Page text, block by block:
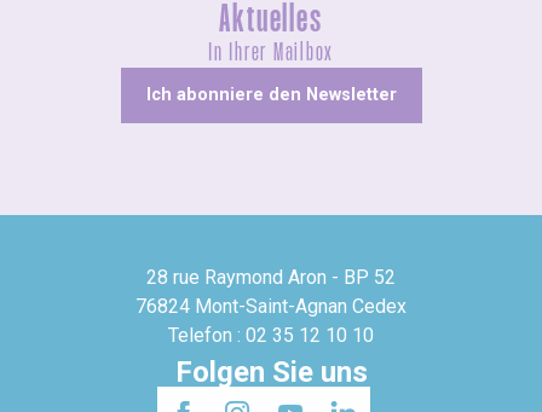
Aktuelles
In Ihrer Mailbox
Ich abonniere den Newsletter
28 rue Raymond Aron - BP 52
76824 Mont-Saint-Agnan Cedex
Telefon : 02 35 12 10 10
Folgen Sie uns